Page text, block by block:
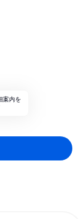
案内を